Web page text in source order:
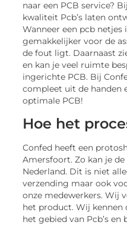
naar een PCB service?
kwaliteit Pcb’s laten
Wanneer een pcb netjes
gemakkelijker voor de
de fout ligt. Daarnaast
en kan je veel ruimte
ingerichte PCB. Bij
compleet uit de handen
optimale PCB!
Hoe het
Confed heeft een
Amersfoort. Zo kan je de
Nederland. Dit is niet
verzending maar ook
onze medewerkers. Wij
het product. Wij kennen
het gebied van Pcb’s